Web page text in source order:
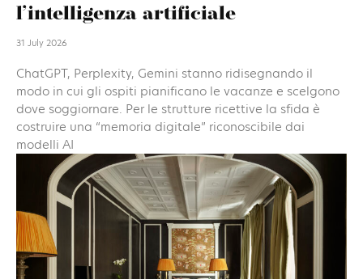
l’intelligenza artificiale
31 July 2026
ChatGPT, Perplexity, Gemini stanno ridisegnando il
modo in cui gli ospiti pianificano le vacanze e scelgono
dove soggiornare. Per le strutture ricettive la sfida è
costruire una “memoria digitale” riconoscibile dai
modelli AI